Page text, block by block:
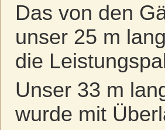
Das von den
unser 25 m
die
Unser 33 m
wurde mit